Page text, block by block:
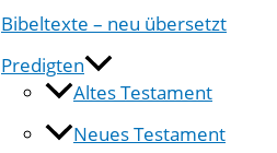
Bibeltexte – neu übersetzt
Predigten
Altes Testament
Neues Testament